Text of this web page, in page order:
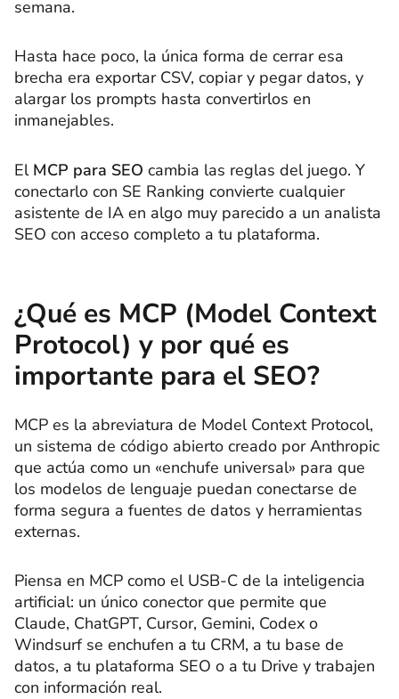
semana.
Hasta hace poco, la única forma de cerrar esa
brecha era exportar CSV, copiar y pegar datos, y
alargar los prompts hasta convertirlos en
inmanejables.
El MCP para SEO cambia las reglas del juego. Y
conectarlo con SE Ranking convierte cualquier
asistente de IA en algo muy parecido a un analista
SEO con acceso completo a tu plataforma.
¿Qué es MCP (Model Context
Protocol) y por qué es
importante para el SEO?
MCP es la abreviatura de Model Context Protocol,
un sistema de código abierto creado por Anthropic
que actúa como un «enchufe universal» para que
los modelos de lenguaje puedan conectarse de
forma segura a fuentes de datos y herramientas
externas.
Piensa en MCP como el USB-C de la inteligencia
artificial: un único conector que permite que
Claude, ChatGPT, Cursor, Gemini, Codex o
Windsurf se enchufen a tu CRM, a tu base de
datos, a tu plataforma SEO o a tu Drive y trabajen
con información real.